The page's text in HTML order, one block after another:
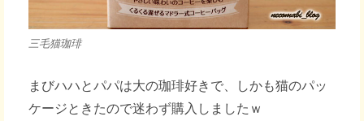
三毛猫珈琲
まびハハとパパは大の珈琲好きで、しかも猫のパッ
ケージときたので迷わず購入しましたｗ